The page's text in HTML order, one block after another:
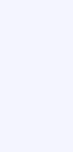
124日・土日